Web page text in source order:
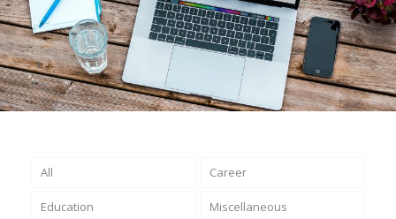
All Career
Education Miscellaneous